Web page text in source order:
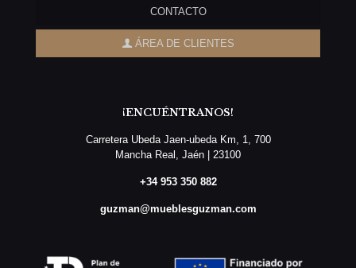
CONTACTO
ÁREA DE CLIENTES
¡ENCUÉNTRANOS!
Carretera Ubeda Jaen-ubeda Km, 1, 700
Mancha Real, Jaén | 23100
+34 953 350 882
guzman@mueblesguzman.com